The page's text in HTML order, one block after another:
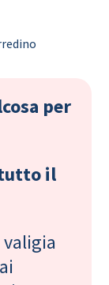
per
il